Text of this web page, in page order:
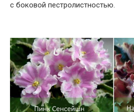
с боковой пестролистностью.